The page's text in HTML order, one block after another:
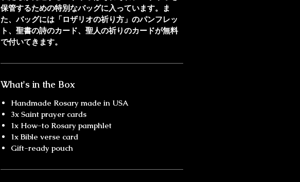
保管するための特別なバッグに入っています。ま
た、バッグには「ロザリオの祈り方」のパンフレッ
ト、聖書の詩のカード、聖人の祈りのカードが無料
で付いてきます。
What's in the Box
Handmade Rosary made in USA
3x Saint prayer cards
1x How-to Rosary pamphlet
1x Bible verse card
Gift-ready pouch